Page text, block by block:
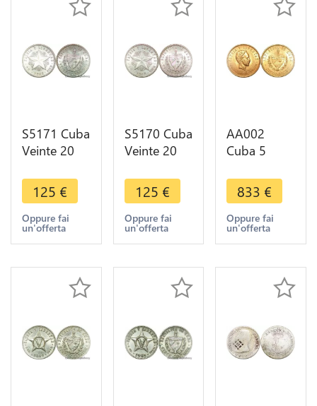
S5171 Cuba
Veinte 20
1948 UNC
MS ! Argent
Silver - Faire
Offre
125 €
Oppure fai
un'offerta
S5170 Cuba
Veinte 20
1948 UNC
MS ! Argent
Silver - Faire
Offre
125 €
Oppure fai
un'offerta
AA002
Cuba 5
Gold UNC -
> Make
offer
833 €
Oppure fai
un'offerta